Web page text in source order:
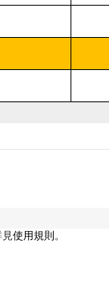
見使用規則 。